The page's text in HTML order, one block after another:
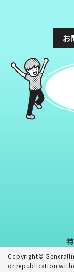
お
Copyright©
or republication